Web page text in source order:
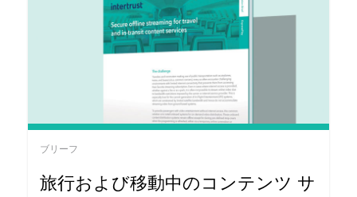
ブリーフ
旅行および移動中のコンテンツ サ